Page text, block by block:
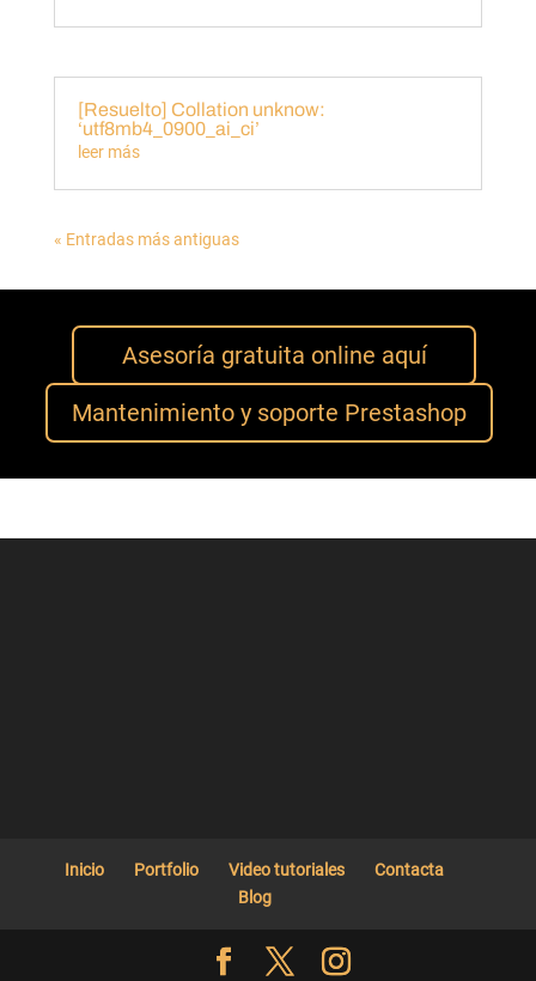
[Resuelto] Collation unknow:
‘utf8mb4_0900_ai_ci’
leer más
« Entradas más antiguas
Asesoría gratuita online aquí
Mantenimiento y soporte Prestashop
Inicio Portfolio Video tutoriales
Contacta
Blog